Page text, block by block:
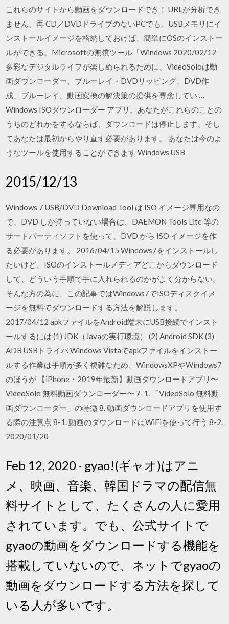
これらのサイトから動画をダウンロードでき！ URLが分析でき
ません、再 CD／DVDドライブのないPCでも、USBメモリにイ
ンストールイメージを格納しておけば、簡単にOSのインストー
ルができる。Microsoftの無償ツール「Windows 2020/02/12
多彩なデジタルライフが楽しめられるために、VideoSoloは動
画ダウンローダー、ブルーレイ・DVDリッピング、DVD作
成、ブルーレイ、動画変換の解決策の提供を専念してい …
Windows ISOダウンローダー アプリ。あなたがこれらのことの
うちのどれかをするならば、ダウンロードは停止します、そし
てあなたは最初からやり直す必要があります。 あなたは今のよ
うなツールを使用することができます Windows USB
2015/12/13
Windows 7 USB/DVD Download Tool は ISO イメージ専用なの
で、DVD しか持っていない場合は、DAEMON Tools Lite 等の
サードパーティソフトを使って、DVD から ISO イメージを作
る必要があります。 2016/04/15 Windows7をインストールし
たいけど、ISOのインストールメディアどこからダウンロード
して、どういう手順で手に入れられるのかがよく分からない。
そんな方の為に、この記事ではWindows7でISOディスクイメ
ージを無料でダウンロードする方法を解説します。
2017/04/12 apkファイルをAndroid端末にUSB接続でインスト
ールするには (1) JDK（Javaの実行環境） (2) Android SDK (3)
ADB USBドライバ Windows Vistaでapkファイルをインストー
ルする作業は手順が多く複雑なため、WindowsXPやWindows7
のほうが 【iPhone・2019年最新】動画ダウンロードアプリ〜
VideoSolo 無料動画ダウンローダー〜 7-1. 「VideoSolo 無料動
画ダウンローダー」の特徴 8. 動画ダウンロードアプリを使用す
る際の注意点 8-1. 動画のダウンロードはWiFiを使って行う 8-2.
2020/01/20
Feb 12, 2020 · gyao!(ギャオ)はアニ
メ、映画、音楽、韓国ドラマの配信無
料サイトとして、たくさんの人に愛用
されています。でも、公式サイトで
gyaoの動画をダウンロードする機能を
搭載していないので、ネットでgyaoの
動画をダウンロードする方法を探して
いる人が多いです。